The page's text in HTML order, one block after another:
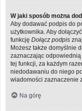
W jaki sposób można
Aby dodawać podpis do
użytkownika. Aby
funkcję Dołącz podpis
Możesz także domyślnie
zaznaczając
tej funkcji, za każdym
niedodawaniu do niego
wiadomości zaznaczenie
Na górę